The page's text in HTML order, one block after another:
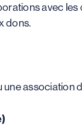
avec les
dons.
association